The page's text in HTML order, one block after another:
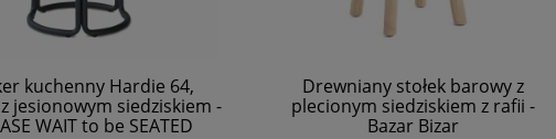
kuchenny Hardie 64,
jesionowym siedziskiem -
WAIT to be SEATED
Drewniany stołek barowy z
plecionym siedziskiem z rafii -
Bazar Bizar